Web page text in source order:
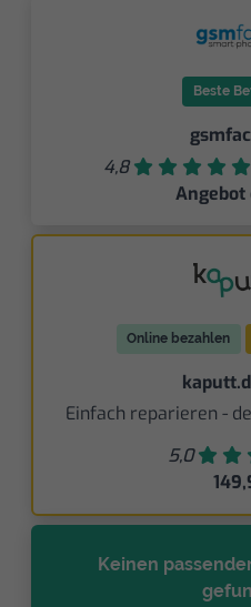
Beste
4,8
Angebot
Online bezahlen
Einfach reparieren -
5,0
Keinen